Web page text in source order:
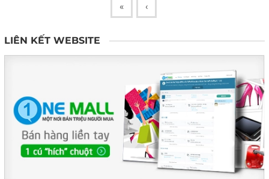
« ‹
LIÊN KẾT WEBSITE